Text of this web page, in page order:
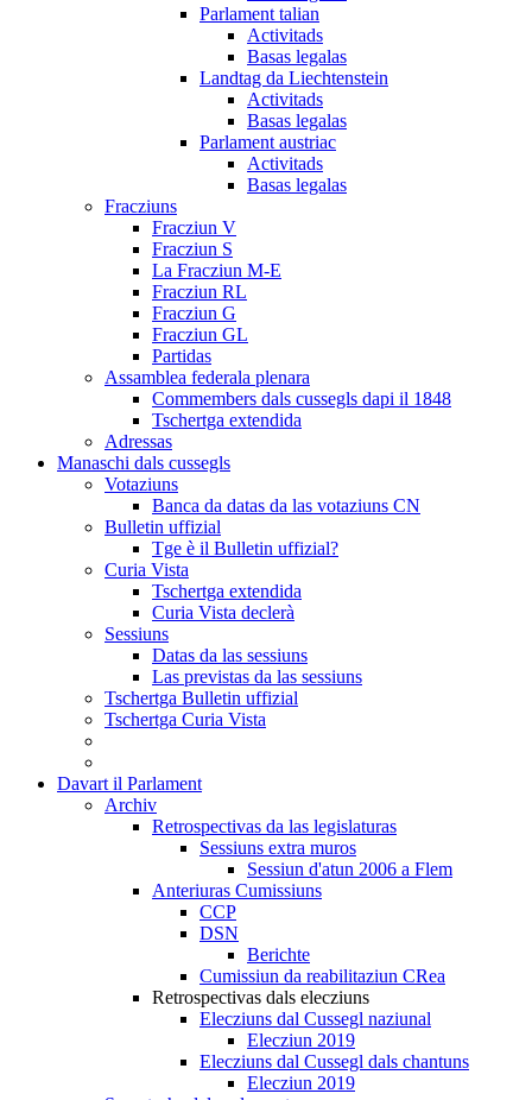
Parlament talian
Activitads
Basas legalas
Landtag da Liechtenstein
Activitads
Basas legalas
Parlament austriac
Activitads
Basas legalas
Fracziuns
Fracziun V
Fracziun S
La Fracziun M-E
Fracziun RL
Fracziun G
Fracziun GL
Partidas
Assamblea federala plenara
Commembers dals cussegls dapi il 1848
Tschertga extendida
Adressas
Manaschi dals cussegls
Votaziuns
Banca da datas da las votaziuns CN
Bulletin uffizial
Tge è il Bulletin uffizial?
Curia Vista
Tschertga extendida
Curia Vista declerà
Sessiuns
Datas da las sessiuns
Las previstas da las sessiuns
Tschertga Bulletin uffizial
Tschertga Curia Vista
Davart il Parlament
Archiv
Retrospectivas da las legislaturas
Sessiuns extra muros
Sessiun d'atun 2006 a Flem
Anteriuras Cumissiuns
CCP
DSN
Berichte
Cumissiun da reabilitaziun CRea
Retrospectivas dals elecziuns
Elecziuns dal Cussegl naziunal
Elecziun 2019
Elecziuns dal Cussegl dals chantuns
Elecziun 2019